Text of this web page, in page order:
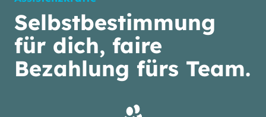
Selbstbestimmung
für dich, faire
Bezahlung fürs Team.